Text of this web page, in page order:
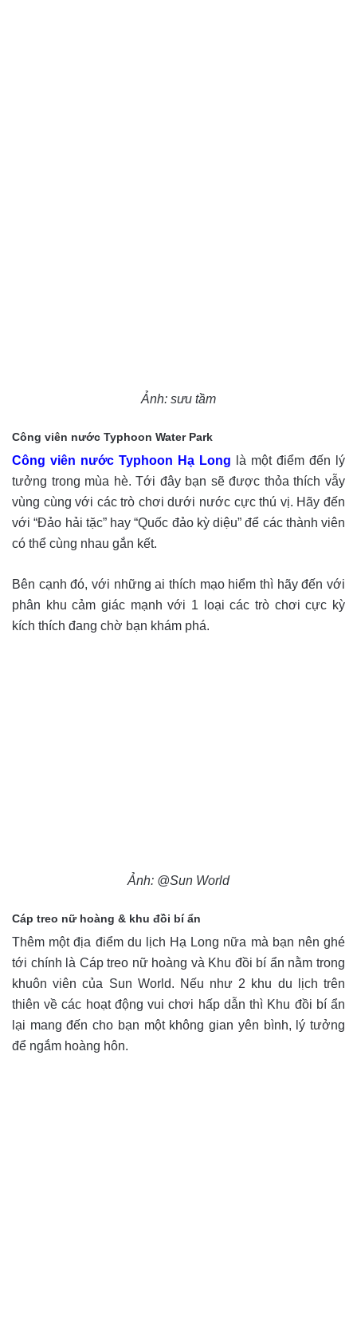
Ảnh: sưu tầm
Công viên nước Typhoon Water Park
Công viên nước Typhoon Hạ Long là một điểm đến lý
tưởng trong mùa hè. Tới đây bạn sẽ được thỏa thích vẫy
vùng cùng với các trò chơi dưới nước cực thú vị. Hãy đến
với “Đảo hải tặc” hay “Quốc đảo kỳ diệu” để các thành viên
có thể cùng nhau gắn kết.
Bên cạnh đó, với những ai thích mạo hiểm thì hãy đến với
phân khu cảm giác mạnh với 1 loại các trò chơi cực kỳ
kích thích đang chờ bạn khám phá.
Ảnh: @Sun World
Cáp treo nữ hoàng & khu đồi bí ẩn
Thêm một địa điểm du lịch Hạ Long nữa mà bạn nên ghé
tới chính là Cáp treo nữ hoàng và Khu đồi bí ẩn nằm trong
khuôn viên của Sun World. Nếu như 2 khu du lịch trên
thiên về các hoạt động vui chơi hấp dẫn thì Khu đồi bí ẩn
lại mang đến cho bạn một không gian yên bình, lý tưởng
để ngắm hoàng hôn.